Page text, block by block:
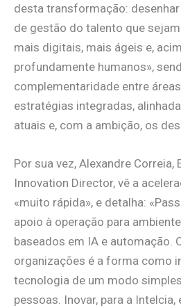
desta transformação:
de gestão do talento que
mais digitais, mais ágeis e,
profundamente humanos»,
complementaridade entre
estratégias integradas,
atuais e, com a ambição, os
Por sua vez, Alexandre Correia,
Innovation Director, vê a
«muito rápida», e detalha:
apoio à operação para
baseados em IA e automação.
organizações é a forma como
tecnologia de um modo
pessoas. Inovar, para a